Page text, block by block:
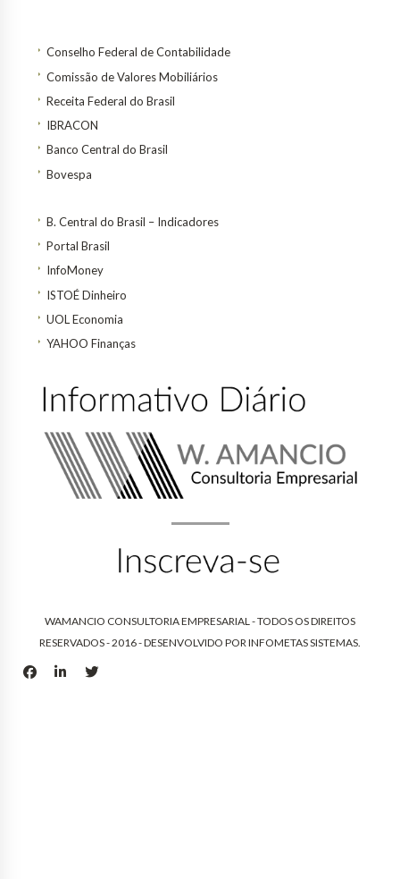
Conselho Federal de Contabilidade
Comissão de Valores Mobiliários
Receita Federal do Brasil
IBRACON
Banco Central do Brasil
Bovespa
B. Central do Brasil – Indicadores
Portal Brasil
InfoMoney
ISTOÉ Dinheiro
UOL Economia
YAHOO Finanças
WAMANCIO CONSULTORIA EMPRESARIAL - TODOS OS DIREITOS
RESERVADOS - 2016 - DESENVOLVIDO PORINFOMETAS SISTEMAS.